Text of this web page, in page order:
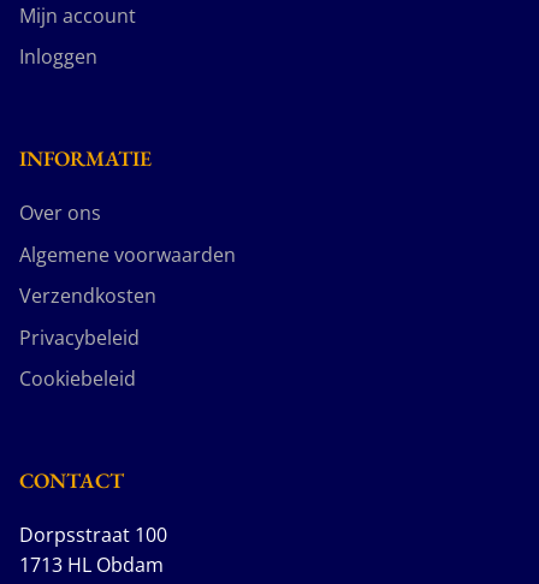
Mijn account
Inloggen
INFORMATIE
Over ons
Algemene voorwaarden
Verzendkosten
Privacybeleid
Cookiebeleid
CONTACT
Dorpsstraat 100
1713 HL Obdam